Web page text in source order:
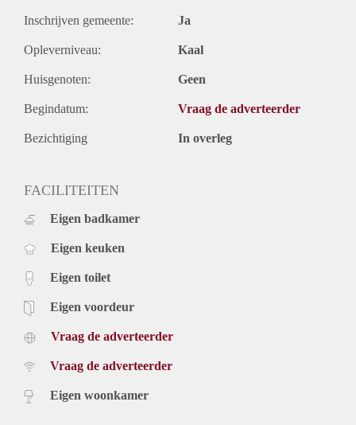
Inschrijven gemeente: Ja
Opleverniveau: Kaal
Huisgenoten: Geen
Begindatum: Vraag de adverteerder
Bezichtiging In overleg
FACILITEITEN
Eigen badkamer
Eigen keuken
Eigen toilet
Eigen voordeur
Vraag de adverteerder
Vraag de adverteerder
Eigen woonkamer